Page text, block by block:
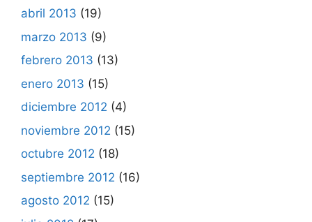
abril 2013 (19)
marzo 2013 (9)
febrero 2013 (13)
enero 2013 (15)
diciembre 2012 (4)
noviembre 2012 (15)
octubre 2012 (18)
septiembre 2012 (16)
agosto 2012 (15)